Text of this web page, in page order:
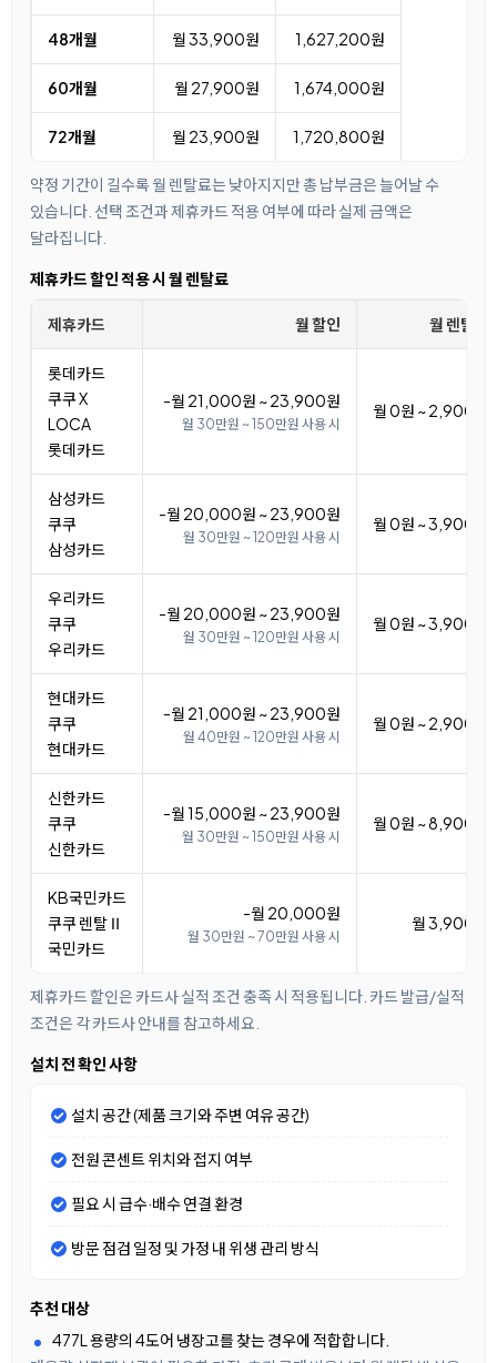
48개월 월 33,900원 1,627,200원
60개월 월 27,900원 1,674,000원
72개월 월 23,900원 1,720,800원
약정 기간이 길수록 월 렌탈료는 낮아지지만 총 납부금은 늘어날 수
있습니다. 선택 조건과 제휴카드 적용 여부에 따라 실제 금액은
달라집니다.
제휴카드 할인 적용 시 월 렌탈료
제휴카드 월 할인 월 렌탈료
롯데카드
쿠쿠 X
LOCA
롯데카드
-월 21,000원 ~ 23,900원
월 30만원 ~ 150만원 사용 시
월 0원 ~ 2,900원
삼성카드
쿠쿠
삼성카드
-월 20,000원 ~ 23,900원
월 30만원 ~ 120만원 사용 시
월 0원 ~ 3,900원
우리카드
쿠쿠
우리카드
-월 20,000원 ~ 23,900원
월 30만원 ~ 120만원 사용 시
월 0원 ~ 3,900원
현대카드
쿠쿠
현대카드
-월 21,000원 ~ 23,900원
월 40만원 ~ 120만원 사용 시
월 0원 ~ 2,900원
신한카드
쿠쿠
신한카드
-월 15,000원 ~ 23,900원
월 30만원 ~ 150만원 사용 시
월 0원 ~ 8,900원
KB국민카드
쿠쿠 렌탈Ⅱ
국민카드
-월 20,000원
월 30만원 ~ 70만원 사용 시
월 3,900원
제휴카드 할인은 카드사 실적 조건 충족 시 적용됩니다. 카드 발급/실적
조건은 각 카드사 안내를 참고하세요.
설치 전 확인 사항
설치 공간 (제품 크기와 주변 여유 공간)
전원 콘센트 위치와 접지 여부
필요 시 급수·배수 연결 환경
방문 점검 일정 및 가정 내 위생 관리 방식
추천 대상
477L 용량의 4도어 냉장고를 찾는 경우에 적합합니다.